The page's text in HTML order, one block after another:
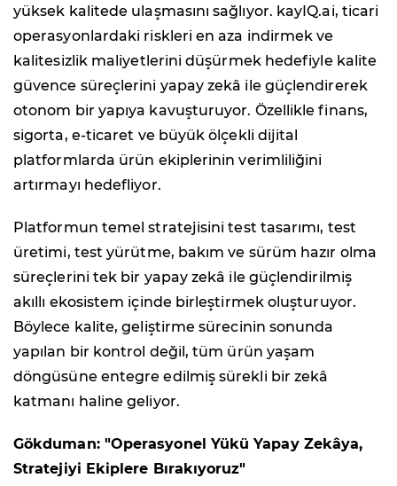
yüksek kalitede ulaşmasını sağlıyor. kayIQ.ai, ticari
operasyonlardaki riskleri en aza indirmek ve
kalitesizlik maliyetlerini düşürmek hedefiyle kalite
güvence süreçlerini yapay zekâ ile güçlendirerek
otonom bir yapıya kavuşturuyor. Özellikle finans,
sigorta, e-ticaret ve büyük ölçekli dijital
platformlarda ürün ekiplerinin verimliliğini
artırmayı hedefliyor.
Platformun temel stratejisini test tasarımı, test
üretimi, test yürütme, bakım ve sürüm hazır olma
süreçlerini tek bir yapay zekâ ile güçlendirilmiş
akıllı ekosistem içinde birleştirmek oluşturuyor.
Böylece kalite, geliştirme sürecinin sonunda
yapılan bir kontrol değil, tüm ürün yaşam
döngüsüne entegre edilmiş sürekli bir zekâ
katmanı haline geliyor.
Gökduman: "Operasyonel Yükü Yapay Zekâya,
Stratejiyi Ekiplere Bırakıyoruz"